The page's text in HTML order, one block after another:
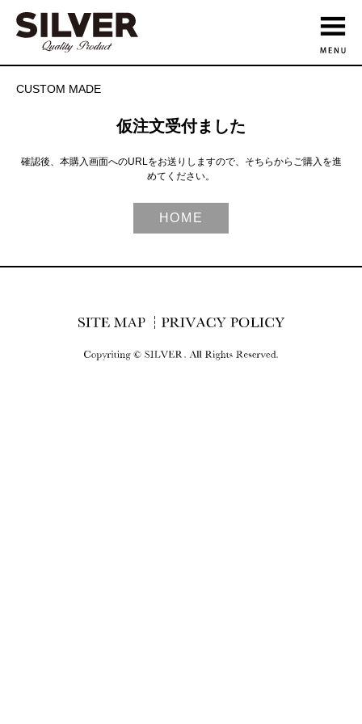
CUSTOM MADE
仮注文受付ました
確認後、本購入画面へのURLをお送りしますので、そちらからご購入を進
めてください。
HOME